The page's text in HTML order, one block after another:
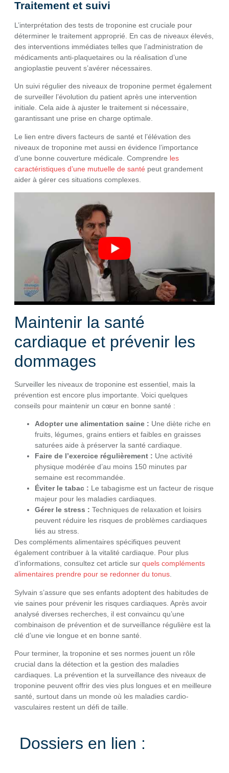
Traitement et suivi
L’interprétation des tests de troponine est cruciale pour
déterminer le traitement approprié. En cas de niveaux élevés,
des interventions immédiates telles que l’administration de
médicaments anti-plaquetaires ou la réalisation d’une
angioplastie peuvent s’avérer nécessaires.
Un suivi régulier des niveaux de troponine permet également
de surveiller l’évolution du patient après une intervention
initiale. Cela aide à ajuster le traitement si nécessaire,
garantissant une prise en charge optimale.
Le lien entre divers facteurs de santé et l’élévation des
niveaux de troponine met aussi en évidence l’importance
d’une bonne couverture médicale. Comprendre les
caractéristiques d’une mutuelle de santé peut grandement
aider à gérer ces situations complexes.
Maintenir la santé
cardiaque et prévenir les
dommages
Surveiller les niveaux de troponine est essentiel, mais la
prévention est encore plus importante. Voici quelques
conseils pour maintenir un cœur en bonne santé :
Adopter une alimentation saine : Une diète riche en
fruits, légumes, grains entiers et faibles en graisses
saturées aide à préserver la santé cardiaque.
Faire de l’exercice régulièrement : Une activité
physique modérée d’au moins 150 minutes par
semaine est recommandée.
Éviter le tabac : Le tabagisme est un facteur de risque
majeur pour les maladies cardiaques.
Gérer le stress : Techniques de relaxation et loisirs
peuvent réduire les risques de problèmes cardiaques
liés au stress.
Des compléments alimentaires spécifiques peuvent
également contribuer à la vitalité cardiaque. Pour plus
d’informations, consultez cet article sur quels compléments
alimentaires prendre pour se redonner du tonus
Sylvain s’assure que ses enfants adoptent des habitudes de
vie saines pour prévenir les risques cardiaques. Après avoir
analysé diverses recherches, il est convaincu qu’une
combinaison de prévention et de surveillance régulière est la
clé d’une vie longue et en bonne santé.
Pour terminer, la troponine et ses normes jouent un rôle
crucial dans la détection et la gestion des maladies
cardiaques. La prévention et la surveillance des niveaux de
troponine peuvent offrir des vies plus longues et en meilleure
santé, surtout dans un monde où les maladies cardio-
vasculaires restent un défi de taille.
Dossiers en lien :